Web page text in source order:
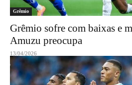
Grêmio
Grêmio sofre com baixas e
Amuzu preocupa
13/04/2026